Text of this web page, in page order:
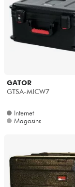
GATOR
GTSA-MICW7
Internet
Magasins